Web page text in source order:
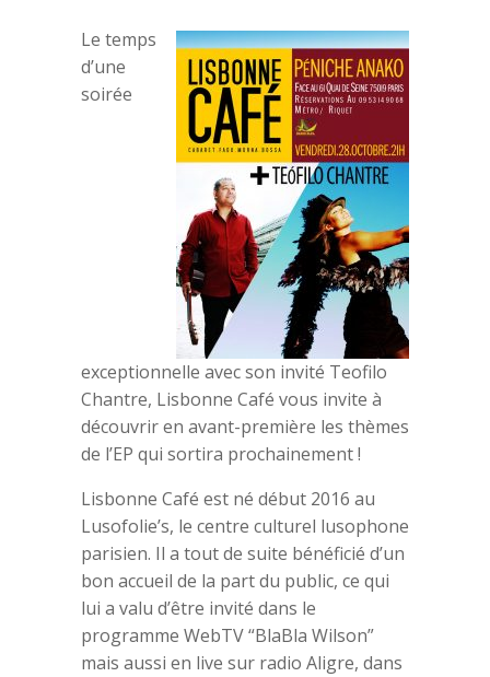
Le temps
d’une
soirée
exceptionnelle avec son invité Teofilo
Chantre, Lisbonne Café vous invite à
découvrir en avant-première les thèmes
de l’EP qui sortira prochainement !
Lisbonne Café est né début 2016 au
Lusofolie’s, le centre culturel lusophone
parisien. Il a tout de suite bénéficié d’un
bon accueil de la part du public, ce qui
lui a valu d’être invité dans le
programme WebTV “BlaBla Wilson”
mais aussi en live sur radio Aligre, dans